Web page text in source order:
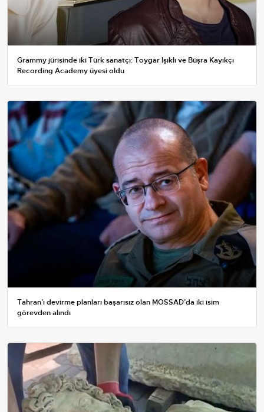
Grammy jürisinde iki Türk sanatçı: Toygar Işıklı ve Büşra Kayıkçı
Recording Academy üyesi oldu
Tahran’ı devirme planları başarısız olan MOSSAD’da iki isim
görevden alındı